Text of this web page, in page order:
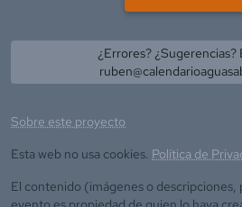
¿Errores? ¿Sugerencias?
Sobre este proyecto
Esta web no usa cookies. Política de
El contenido (imágenes o